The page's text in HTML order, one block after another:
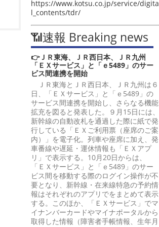
https://www.kotsu.co.jp/service/digita
l_contents/tdr/
📶速報 Breaking news
👉ＪＲ東海、ＪＲ西日本、ＪＲ九州
「ＥＸサービス」と「ｅ5489」のサー
ビス間連携を開始
ＪＲ東海とＪＲ西日本、ＪＲ九州は６
日、「ＥＸサービス」と「ｅ5489」の
サービス間連携を開始し、さらなる機能
拡充を図ると発表した。９月15日には、
新幹線の自動改札を通過した際に紙で発
行している「ＥＸご利用票（座席のご案
内）」を電子化。列車や座席に加え、発
車番線や遅延・運休情報も「ＥＸアプ
リ」で表示する。10月20日からは、
「ＥＸサービス」と「ｅ5489」のサー
ビス間を移動する際のログイン操作が不
要となり、新幹線・在来線特急の予約情
報はそれぞれのアプリでをまとめて表示
する。このほか、「ＥＸサービス」でマ
イナンバーカードやマイナポータルから
取得した情報（障害者手帳情報、生年月